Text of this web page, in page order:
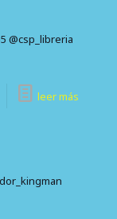
@csp_libreria
leer más